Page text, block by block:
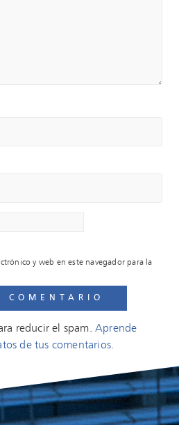
y web en este navegador para la
reducir el spam. Aprende
de tus comentarios.